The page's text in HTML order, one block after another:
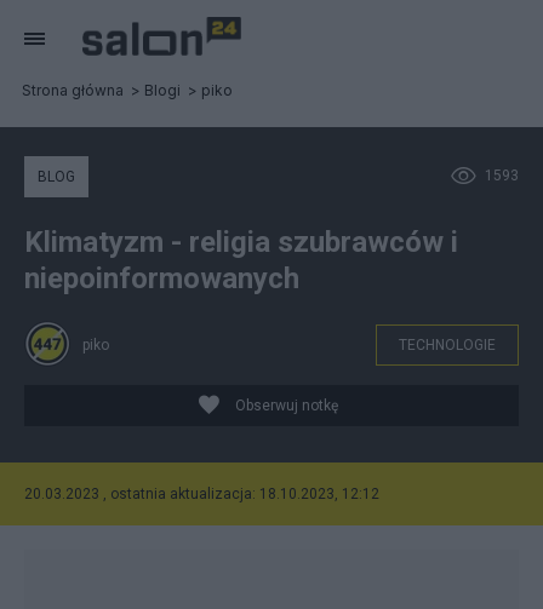
Strona główna Blogi piko
1593
BLOG
Klimatyzm - religia szubrawców i
niepoinformowanych
piko TECHNOLOGIE
Obserwuj notkę
20.03.2023 , ostatnia aktualizacja: 18.10.2023, 12:12